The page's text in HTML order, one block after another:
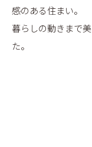
感のある住まい。
暮らしの動きまで
た。